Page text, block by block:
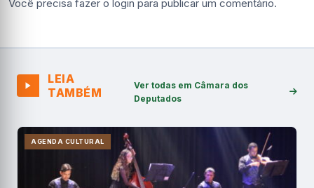
Você precisa fazer o login para publicar um comentário.
LEIA
TAMBÉM
Ver todas em Câmara dos
Deputados
AGENDA CULTURAL